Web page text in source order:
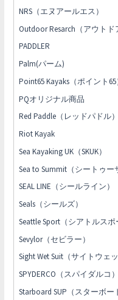
NRS（エヌアールエス）
Outdoor Resarch（アウトド
PADDLER
Palm(パーム)
Point65 Kayaks（ポイント65
PQオリジナル商品
Red Paddle（レッドパドル）
Riot Kayak
Sea Kayaking UK（SKUK）
Sea to Summit（シートゥー
SEAL LINE（シールライン）
Seals（シールズ）
Seattle Sport（シアトルスポ
Sevylor（セビラー）
Sight Wet Suit（サイトウェ
SPYDERCO（スパイダルコ）
Starboard SUP（スターボー